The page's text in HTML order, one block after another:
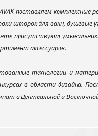
поставляем комплексные
шторок для ванн, душевые
присутствуют
аксессуаров.
технологии и
в области дизайна.
в Центральной и